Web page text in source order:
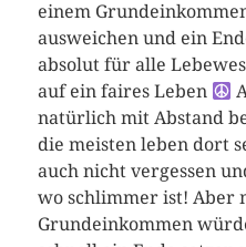
einem
ausweichen und ein
absolut für alle
auf ein faires Leben
natürlich mit Abstand
die meisten leben dort
auch nicht vergessen
wo schlimmer ist! Aber
Grundeinkommen